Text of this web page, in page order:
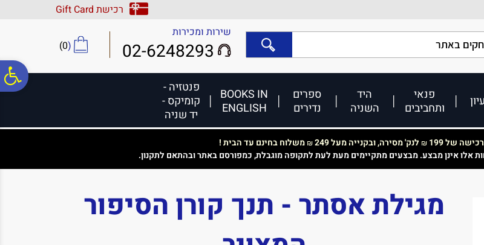
נגישות
אתר
המרכזי
רכישת Gift Card
שירות ומכירות
02-6248293
(
0
)
עיון
פנאי
ותחביבים
היד
השניה
ספרים
נדירים
BOOKS IN
ENGLISH
פנטזיה -
קומיקס -
יד שניה
של 199 ₪ לנק' מסירה, ובקנייה מעל 249 ₪משלוח בחינם עד הבית !
אלו אינן מבצע. מבצעים מתקיימים מעת לעת לתקופה מוגבלת, כמפורסם באתר ובהתאם לתקנון.
מגילת אסתר - תנך קורן הסיפור